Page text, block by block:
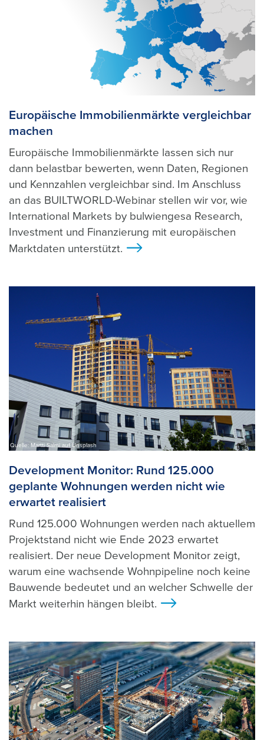
Europäische Immobilienmärkte vergleichbar
machen
Europäische Immobilienmärkte lassen sich nur
dann belastbar bewerten, wenn Daten, Regionen
und Kennzahlen vergleichbar sind. Im Anschluss
an das BUILTWORLD-Webinar stellen wir vor, wie
International Markets by bulwiengesa Research,
Investment und Finanzierung mit europäischen
Marktdaten unterstützt.
Quelle: Martti Salmi auf Unsplash
Development Monitor: Rund 125.000
geplante Wohnungen werden nicht wie
erwartet realisiert
Rund 125.000 Wohnungen werden nach aktuellem
Projektstand nicht wie Ende 2023 erwartet
realisiert. Der neue Development Monitor zeigt,
warum eine wachsende Wohnpipeline noch keine
Bauwende bedeutet und an welcher Schwelle der
Markt weiterhin hängen bleibt.